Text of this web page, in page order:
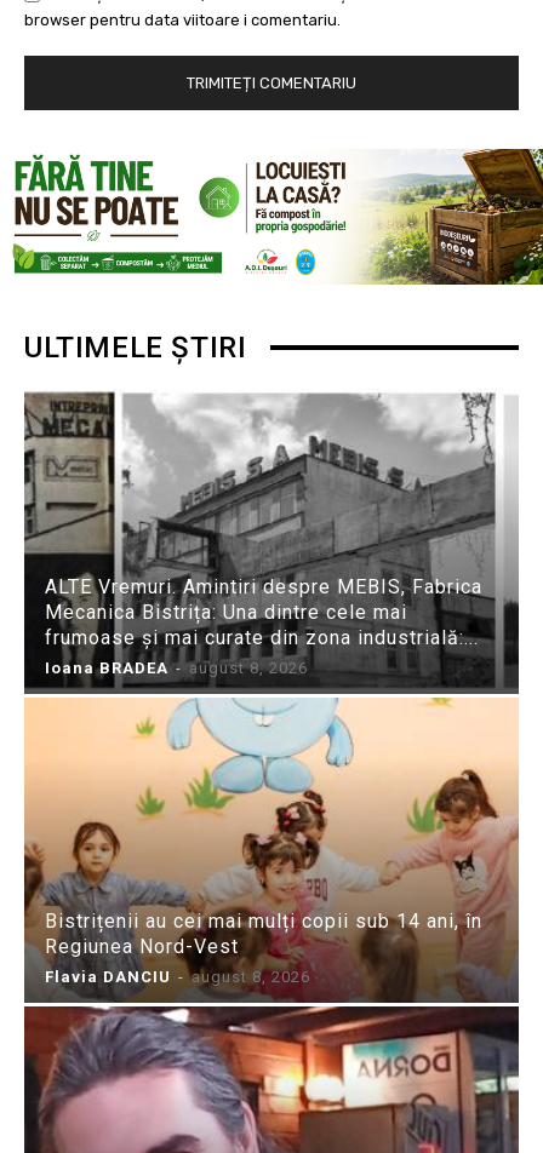
browser pentru data viitoare i comentariu.
ULTIMELE ȘTIRI
ALTE Vremuri. Amintiri despre MEBIS, Fabrica
Mecanica Bistrița: Una dintre cele mai
frumoase și mai curate din zona industrială:...
Ioana BRADEA - august 8, 2026
Bistrițenii au cei mai mulți copii sub 14 ani, în
Regiunea Nord-Vest
Flavia DANCIU - august 8, 2026